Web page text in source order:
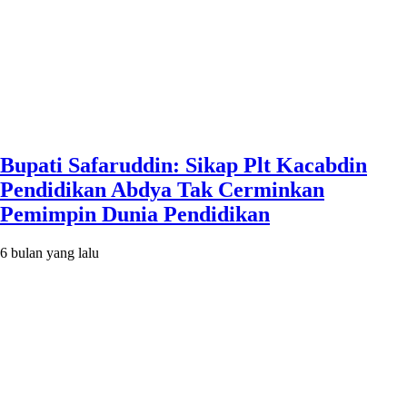
Bupati Safaruddin: Sikap Plt Kacabdin
Pendidikan Abdya Tak Cerminkan
Pemimpin Dunia Pendidikan
6 bulan yang lalu